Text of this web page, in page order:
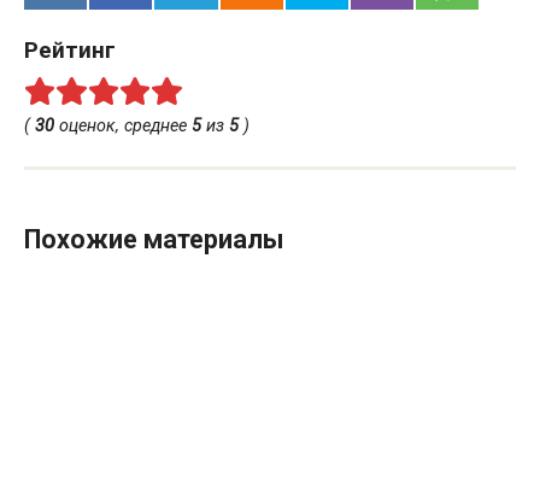
Рейтинг
(30 оценок, среднее 5из 5)
Похожие материалы